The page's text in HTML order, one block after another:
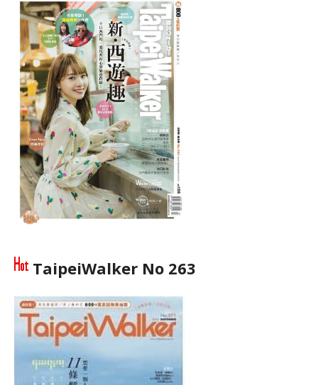
TaipeiWalker No 263